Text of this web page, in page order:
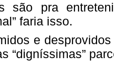
são pra
faria isso.
e
“digníssimas”